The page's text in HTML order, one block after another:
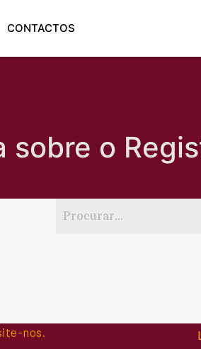
CONTACTOS
sobre o
nos.